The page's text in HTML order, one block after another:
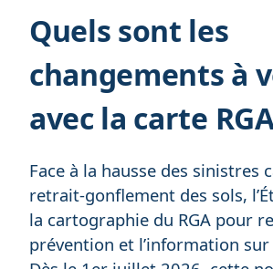
Quels sont les
changements à
avec la carte
Face à la hausse des sinistres
retrait-gonflement des sols,
la cartographie du RGA pour
prévention et l’information